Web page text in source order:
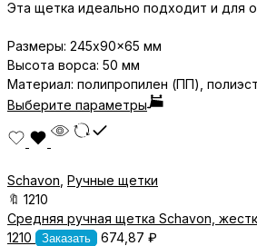
Эта щетка идеально подходит и для
Размеры: 245x90x65 мм
Высота ворса: 50 мм
Материал: полипропилен (ПП),
Выберите параметры
Schavon Ручные щетки
🔖 1210
Средняя ручная щетка Schavon,
1210
Заказать 674,87 ₽